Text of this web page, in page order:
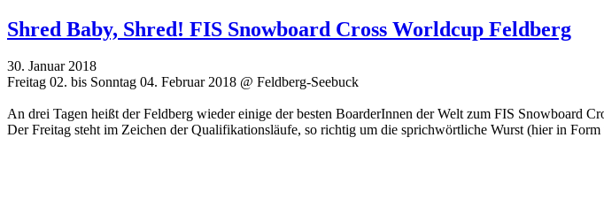
Shred Baby, Shred! FIS Snowboard Cross Worldcup Feldberg
30. Januar 2018
Freitag 02. bis Sonntag 04. Februar 2018 @ Feldberg-Seebuck
An drei Tagen heißt der Feldberg wieder einige der besten BoarderInnen der Welt zum FIS Snowboard
Der Freitag steht im Zeichen der Qualifikationsläufe, so richtig um die sprichwörtliche Wurst (hier in